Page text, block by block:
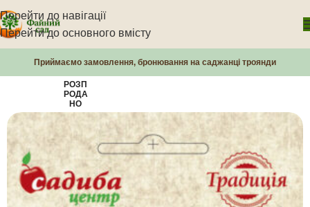
Перейти до навігації
Перейти до основного вмісту
Приймаємо замовлення, бронювання на саджанці троянди
РОЗП
РОДА
НО